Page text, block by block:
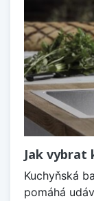
Jak vybrat
Kuchyňská
pomáhá